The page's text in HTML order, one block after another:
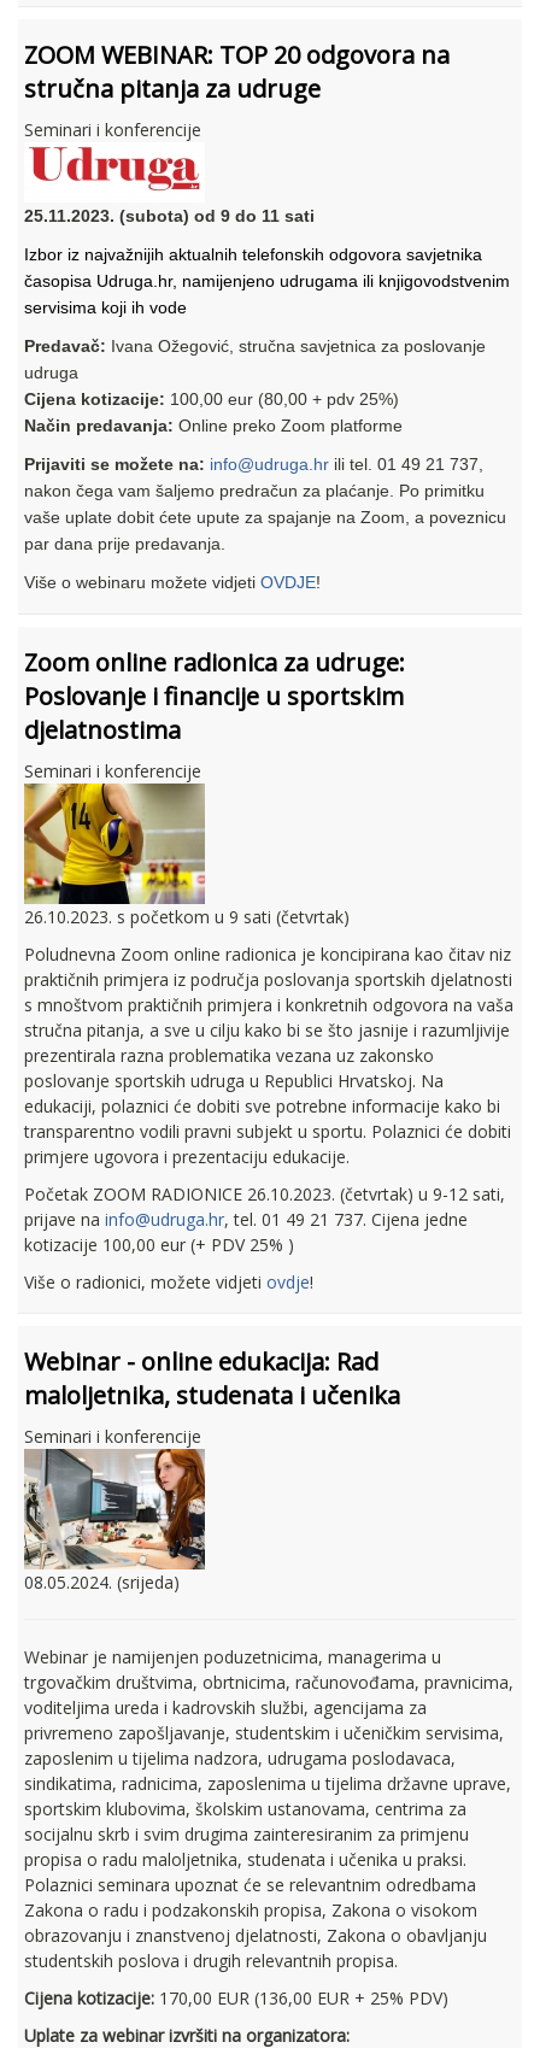
ZOOM WEBINAR: TOP 20 odgovora na
stručna pitanja za udruge
Seminari i konferencije
25.11.2023. (subota) od 9 do 11 sati
Izbor iz najvažnijih aktualnih telefonskih odgovora savjetnika
časopisa Udruga.hr, namijenjeno udrugama ili knjigovodstvenim
servisima koji ih vode
Predavač: Ivana Ožegović, stručna savjetnica za poslovanje
udruga
Cijena kotizacije: 100,00 eur (80,00 + pdv 25%)
Način predavanja: Online preko Zoom platforme
Prijaviti se možete na: info@udruga.hr ili tel. 01 49 21 737,
nakon čega vam šaljemo predračun za plaćanje. Po primitku
vaše uplate dobit ćete upute za spajanje na Zoom, a poveznicu
par dana prije predavanja.
Više o webinaru možete vidjeti OVDJE!
Zoom online radionica za udruge:
Poslovanje i financije u sportskim
djelatnostima
Seminari i konferencije
26.10.2023. s početkom u 9 sati (četvrtak)
Poludnevna Zoom online radionica je koncipirana kao čitav niz
praktičnih primjera iz područja poslovanja sportskih djelatnosti
s mnoštvom praktičnih primjera i konkretnih odgovora na vaša
stručna pitanja, a sve u cilju kako bi se što jasnije i razumljivije
prezentirala razna problematika vezana uz zakonsko
poslovanje sportskih udruga u Republici Hrvatskoj. Na
edukaciji, polaznici će dobiti sve potrebne informacije kako bi
transparentno vodili pravni subjekt u sportu. Polaznici će dobiti
primjere ugovora i prezentaciju edukacije.
Početak ZOOM RADIONICE 26.10.2023. (četvrtak) u 9-12 sati,
prijave na info@udruga.hr, tel. 01 49 21 737. Cijena jedne
kotizacije 100,00 eur (+ PDV 25% )
Više o radionici, možete vidjeti ovdje!
Webinar - online edukacija: Rad
maloljetnika, studenata i učenika
Seminari i konferencije
08.05.2024. (srijeda)
Webinar je namijenjen poduzetnicima, managerima u
trgovačkim društvima, obrtnicima, računovođama, pravnicima,
voditeljima ureda i kadrovskih službi, agencijama za
privremeno zapošljavanje, studentskim i učeničkim servisima,
zaposlenim u tijelima nadzora, udrugama poslodavaca,
sindikatima, radnicima, zaposlenima u tijelima državne uprave,
sportskim klubovima, školskim ustanovama, centrima za
socijalnu skrb i svim drugima zainteresiranim za primjenu
propisa o radu maloljetnika, studenata i učenika u praksi.
Polaznici seminara upoznat će se relevantnim odredbama
Zakona o radu i podzakonskih propisa, Zakona o visokom
obrazovanju i znanstvenoj djelatnosti, Zakona o obavljanju
studentskih poslova i drugih relevantnih propisa.
Cijena kotizacije: 170,00 EUR (136,00 EUR + 25% PDV)
Uplate za webinar izvršiti na organizatora: